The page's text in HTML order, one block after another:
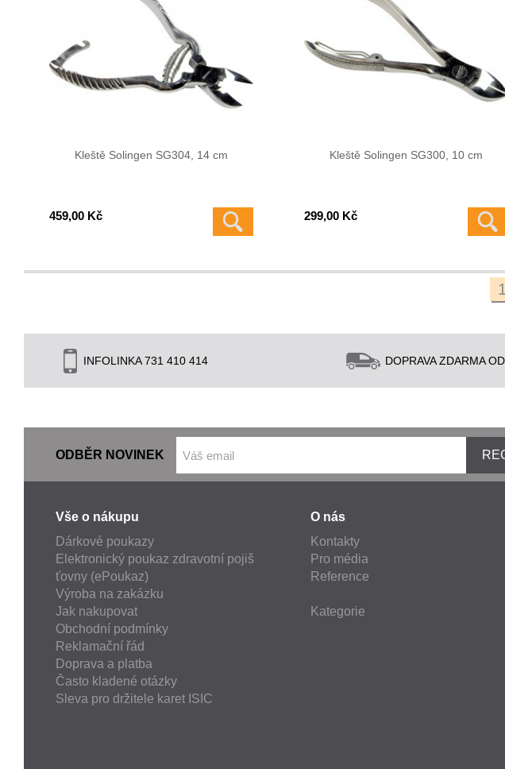
Kleště Solingen SG304, 14 cm
459,00 Kč
Kleště Solingen SG300, 10 cm
299,00 Kč
1
INFOLINKA 731 410 414 DOPRAVA ZDARMA
ODBĚR NOVINEK
Vše o nákupu
Dárkové poukazy
Elektronický poukaz zdravotní pojiš
ťovny (ePoukaz)
Výroba na zakázku
Jak nakupovat
Obchodní podmínky
Reklamační řád
Doprava a platba
Často kladené otázky
Sleva pro držitele karet ISIC
O nás
Kontakty
Pro média
Reference
Kategorie